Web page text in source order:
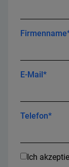
E-Mail*
Telefon*
Ich